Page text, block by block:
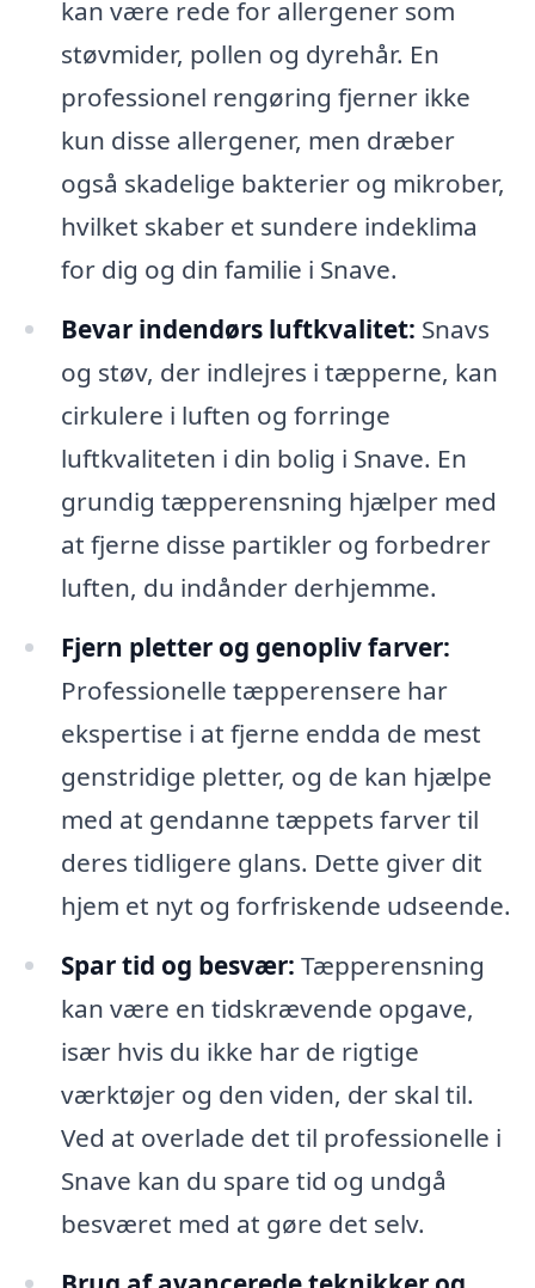
kan være rede for allergener som
støvmider, pollen og dyrehår. En
professionel rengøring fjerner ikke
kun disse allergener, men dræber
også skadelige bakterier og mikrober,
hvilket skaber et sundere indeklima
for dig og din familie i Snave.
Bevar indendørs luftkvalitet: Snavs
og støv, der indlejres i tæpperne, kan
cirkulere i luften og forringe
luftkvaliteten i din bolig i Snave. En
grundig tæpperensning hjælper med
at fjerne disse partikler og forbedrer
luften, du indånder derhjemme.
Fjern pletter og genopliv farver:
Professionelle tæpperensere har
ekspertise i at fjerne endda de mest
genstridige pletter, og de kan hjælpe
med at gendanne tæppets farver til
deres tidligere glans. Dette giver dit
hjem et nyt og forfriskende udseende.
Spar tid og besvær: Tæpperensning
kan være en tidskrævende opgave,
især hvis du ikke har de rigtige
værktøjer og den viden, der skal til.
Ved at overlade det til professionelle i
Snave kan du spare tid og undgå
besværet med at gøre det selv.